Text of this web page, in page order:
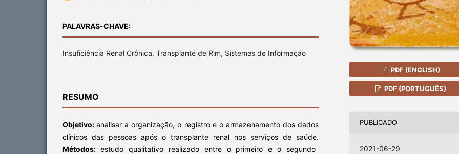
PALAVRAS-CHAVE:
Insuficiência Renal Crônica, Transplante de Rim, Sistemas de Informação
RESUMO
Objetivo:analisar a organização, o registro e o armazenamento dos dados
clínicos das pessoas após o transplante renal nos serviços de saúde.
Métodos: estudo qualitativo realizado entre o primeiro e o segundo
PDF (ENGLISH)
PDF (PORTUGUÊS)
PUBLICADO
2021-06-29